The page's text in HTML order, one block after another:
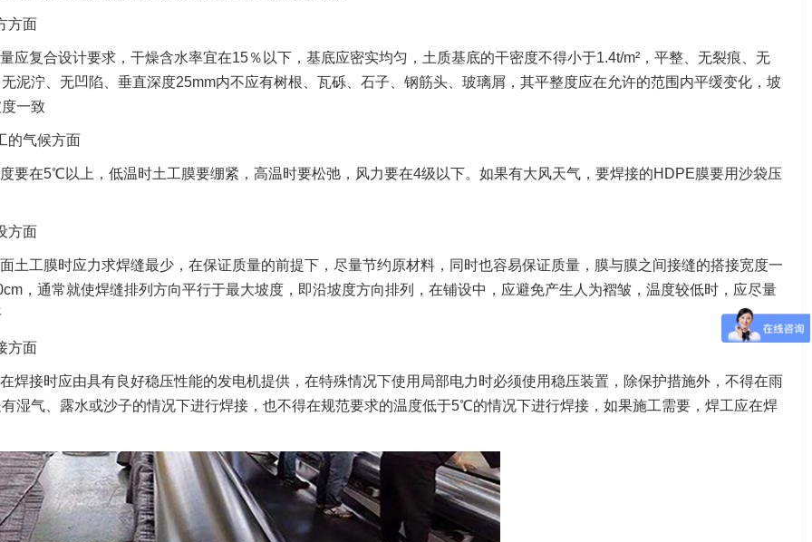
方面
应复合设计要求，干燥含水率宜在15％以下，基底应密实均匀，土质基底的干密度不得小于1.4t/m²，平整、无裂痕、无
泥泞、无凹陷、垂直深度25mm内不应有树根、瓦砾、石子、钢筋头、玻璃屑，其平整度应在允许的范围内平缓变化，坡
一致
的气候方面
要在5℃以上，低温时土工膜要绷紧，高温时要松弛，风力要在4级以下。如果有大风天气，要焊接的HDPE膜要用沙袋压
方面
土工膜时应力求焊缝最少，在保证质量的前提下，尽量节约原材料，同时也容易保证质量，膜与膜之间接缝的搭接宽度一
，通常就使焊缝排列方向平行于最大坡度，即沿坡度方向排列，在铺设中，应避免产生人为褶皱，温度较低时，应尽量
方面
焊接时应由具有良好稳压性能的发电机提供，在特殊情况下使用局部电力时必须使用稳压装置，除保护措施外，不得在雨
湿气、露水或沙子的情况下进行焊接，也不得在规范要求的温度低于5℃的情况下进行焊接，如果施工需要，焊工应在焊